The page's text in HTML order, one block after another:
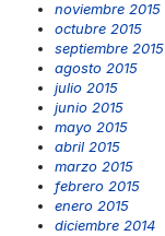
noviembre 2015
octubre 2015
septiembre 2015
agosto 2015
julio 2015
junio 2015
mayo 2015
abril 2015
marzo 2015
febrero 2015
enero 2015
diciembre 2014